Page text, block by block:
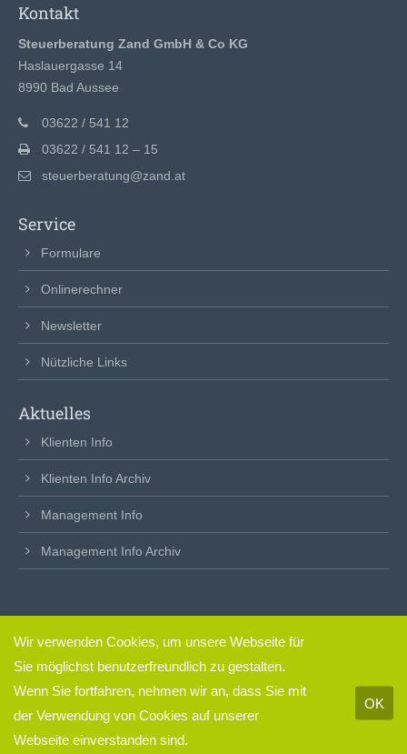
Kontakt
Steuerberatung Zand GmbH & Co KG
Haslauergasse 14
8990 Bad Aussee
03622 / 541 12
03622 / 541 12 – 15
steuerberatung@zand.at
Service
Formulare
Onlinerechner
Newsletter
Nützliche Links
Aktuelles
Klienten Info
Klienten Info Archiv
Management Info
Management Info Archiv
clickfertig
– so einfach.
Impressum & Datenschutz
Wir verwenden Cookies, um unsere Webseite für
Sie möglichst benutzerfreundlich zu gestalten.
Wenn Sie fortfahren, nehmen wir an, dass Sie mit
der Verwendung von Cookies auf unserer
Webseite einverstanden sind.
OK